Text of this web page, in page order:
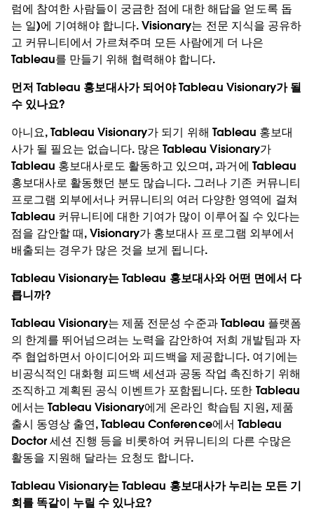
럼에 참여한 사람들이 궁금한 점에 대한 해답을 얻도록 돕
는 일)에 기여해야 합니다. Visionary는 전문 지식을 공유하
고 커뮤니티에서 가르쳐주며 모든 사람에게 더 나은
Tableau를 만들기 위해 협력해야 합니다.
먼저 Tableau 홍보대사가 되어야 Tableau Visionary가 될
수 있나요?
아니요, Tableau Visionary가 되기 위해 Tableau 홍보대
사가 될 필요는 없습니다. 많은 Tableau Visionary가
Tableau 홍보대사로도 활동하고 있으며, 과거에 Tableau
홍보대사로 활동했던 분도 많습니다. 그러나 기존 커뮤니티
프로그램 외부에서나 커뮤니티의 여러 다양한 영역에 걸쳐
Tableau 커뮤니티에 대한 기여가 많이 이루어질 수 있다는
점을 감안할 때, Visionary가 홍보대사 프로그램 외부에서
배출되는 경우가 많은 것을 보게 됩니다.
Tableau Visionary는 Tableau 홍보대사와 어떤 면에서 다
릅니까?
Tableau Visionary는 제품 전문성 수준과 Tableau 플랫폼
의 한계를 뛰어넘으려는 노력을 감안하여 저희 개발팀과 자
주 협업하면서 아이디어와 피드백을 제공합니다. 여기에는
비공식적인 대화형 피드백 세션과 공동 작업 촉진하기 위해
조직하고 계획된 공식 이벤트가 포함됩니다. 또한 Tableau
에서는 Tableau Visionary에게 온라인 학습팀 지원, 제품
출시 동영상 출연, Tableau Conference에서 Tableau
Doctor 세션 진행 등을 비롯하여 커뮤니티의 다른 수많은
활동을 지원해 달라는 요청도 합니다.
Tableau Visionary는 Tableau 홍보대사가 누리는 모든 기
회를 똑같이 누릴 수 있나요?